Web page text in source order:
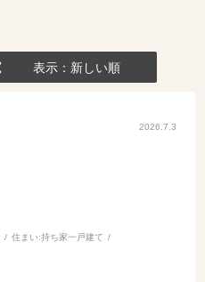
表示：新しい順
2026.7.3
住まい:持ち家一戸建て